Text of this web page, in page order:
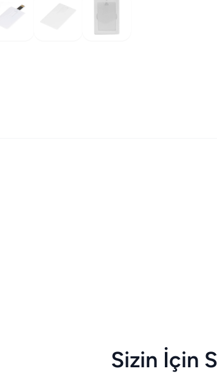
Sizin İçin